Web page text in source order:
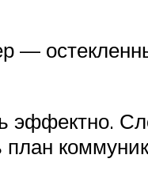
—
эффектно.
план